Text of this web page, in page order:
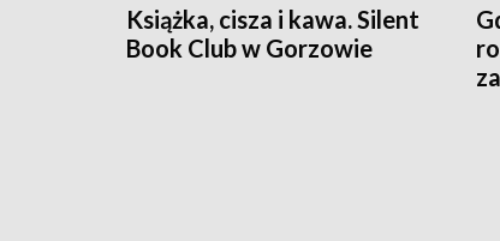
Książka, cisza i kawa. Silent
Book Club w Gorzowie